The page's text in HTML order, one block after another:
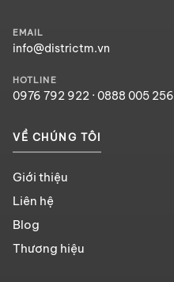
EMAIL
info@districtm.vn
HOTLINE
0976 792 922 · 0888 005 256
VỀ CHÚNG TÔI
Giới thiệu
Liên hệ
Blog
Thương hiệu